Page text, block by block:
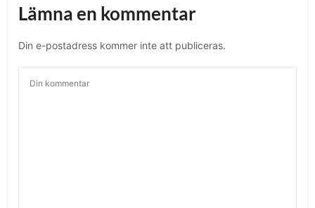
Lämna en kommentar
Din e-postadress kommer inte att publiceras.